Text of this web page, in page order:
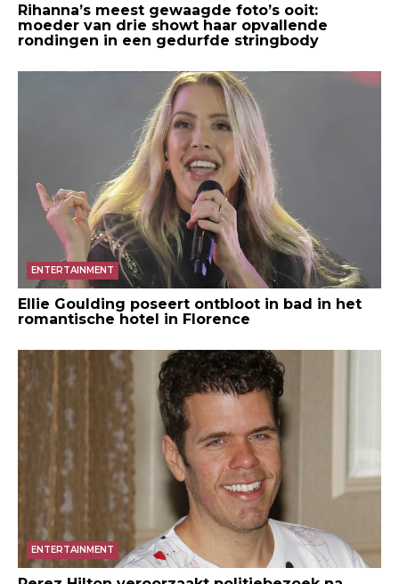
Rihanna’s meest gewaagde foto’s ooit:
moeder van drie showt haar opvallende
rondingen in een gedurfde stringbody
ENTERTAINMENT
Ellie Goulding poseert ontbloot in bad in het
romantische hotel in Florence
ENTERTAINMENT